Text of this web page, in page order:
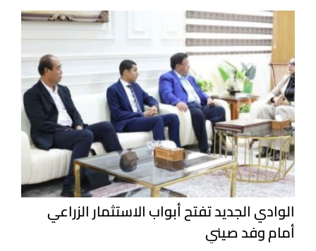
الوادي الجديد تفتح أبواب الاستثمار الزراعي
أمام وفد صيني